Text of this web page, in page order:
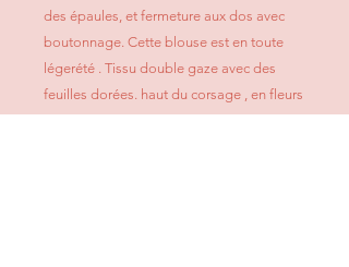
des épaules, et fermeture aux dos avec
boutonnage. Cette blouse est en toute
légerété . Tissu double gaze avec des
feuilles dorées. haut du corsage , en fleurs